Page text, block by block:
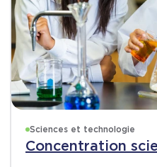
Sciences et technologie
Concentration